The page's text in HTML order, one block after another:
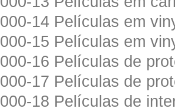
000-14 Películas em
000-15 Películas em
000-16 Películas de
000-17 Películas de
000-18 Películas de